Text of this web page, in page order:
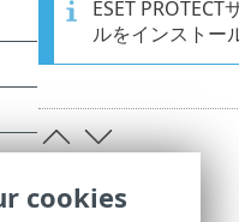
ESET
ルをインストー
cookies